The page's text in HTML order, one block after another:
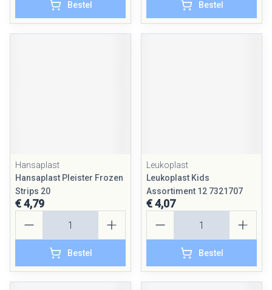
Bestel Bestel
Hansaplast
Hansaplast Pleister Frozen
Strips 20
€ 4,79
Bestel
Leukoplast
Leukoplast Kids
Assortiment 12 7321707
€ 4,07
Bestel